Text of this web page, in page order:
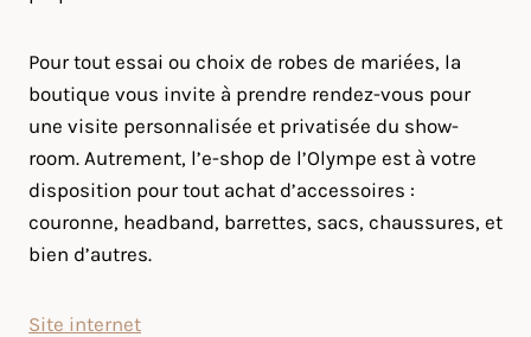
Pour tout essai ou choix de robes de mariées, la
boutique vous invite à prendre rendez-vous pour
une visite personnalisée et privatisée du show-
room. Autrement, l’e-shop de l’Olympe est à votre
disposition pour tout achat d’accessoires :
couronne, headband, barrettes, sacs, chaussures, et
bien d’autres.
Site internet